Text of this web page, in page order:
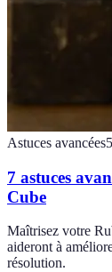
Astuces avancées5
7 astuces
Cube
Maîtrisez votre
aideront à
résolution.